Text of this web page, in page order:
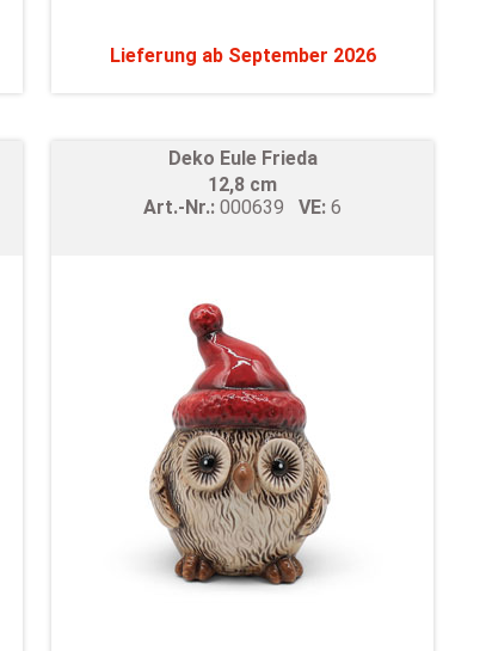
Lieferung ab September 2026
Deko Eule Frieda
12,8 cm
Art.-Nr.:000639VE:6